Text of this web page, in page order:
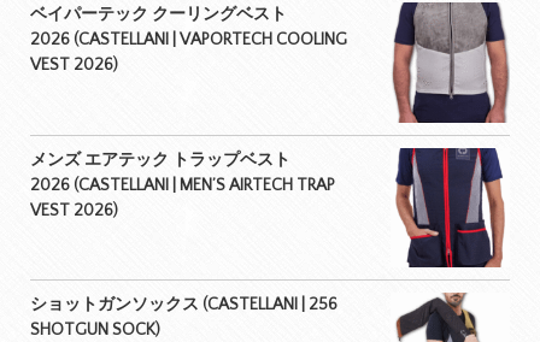
ベイパーテック クーリングベスト
2026 (CASTELLANI | VAPORTECH COOLING
VEST 2026)
メンズ エアテック トラップベスト
2026 (CASTELLANI | MEN’S AIRTECH TRAP
VEST 2026)
ショットガンソックス (CASTELLANI | 256
SHOTGUN SOCK)